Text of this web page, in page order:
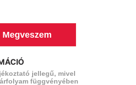
Megveszem
jellegű, mivel
függvényében